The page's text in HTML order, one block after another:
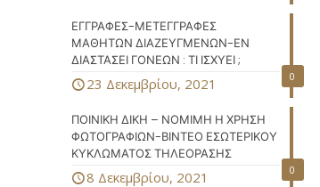
0
ΕΓΓΡΑΦΕΣ-ΜΕΤΕΓΓΡΑΦΕΣ
ΜΑΘΗΤΩΝ ΔΙΑΖΕΥΓΜΕΝΩΝ-ΕΝ
ΔΙΑΣΤΑΣΕΙ ΓΟΝΕΩΝ : ΤΙ ΙΣΧΥΕΙ ;
23 Δεκεμβρίου, 2021
0
ΠΟΙΝΙΚΗ ΔΙΚΗ – ΝΟΜΙΜΗ Η ΧΡΗΣΗ
ΦΩΤΟΓΡΑΦΙΩΝ-ΒΙΝΤΕΟ ΕΣΩΤΕΡΙΚΟΥ
ΚΥΚΛΩΜΑΤΟΣ ΤΗΛΕΟΡΑΣΗΣ
8 Δεκεμβρίου, 2021